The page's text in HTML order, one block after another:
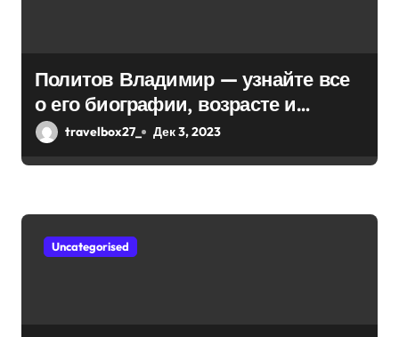
Политов Владимир — узнайте все
о его биографии, возрасте и
впечатляющих достижениях!
travelbox27_ Дек 3, 2023
Uncategorised